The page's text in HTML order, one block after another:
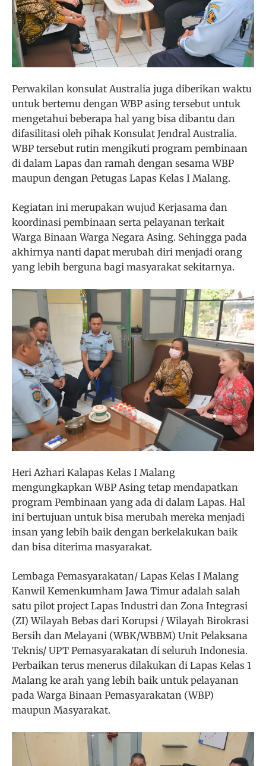
Perwakilan konsulat Australia juga diberikan waktu
untuk bertemu dengan WBP asing tersebut untuk
mengetahui beberapa hal yang bisa dibantu dan
difasilitasi oleh pihak Konsulat Jendral Australia.
WBP tersebut rutin mengikuti program pembinaan
di dalam Lapas dan ramah dengan sesama WBP
maupun dengan Petugas Lapas Kelas I Malang.
Kegiatan ini merupakan wujud Kerjasama dan
koordinasi pembinaan serta pelayanan terkait
Warga Binaan Warga Negara Asing. Sehingga pada
akhirnya nanti dapat merubah diri menjadi orang
yang lebih berguna bagi masyarakat sekitarnya.
Heri Azhari Kalapas Kelas I Malang
mengungkapkan WBP Asing tetap mendapatkan
program Pembinaan yang ada di dalam Lapas. Hal
ini bertujuan untuk bisa merubah mereka menjadi
insan yang lebih baik dengan berkelakukan baik
dan bisa diterima masyarakat.
Lembaga Pemasyarakatan/ Lapas Kelas I Malang
Kanwil Kemenkumham Jawa Timur adalah salah
satu pilot project Lapas Industri dan Zona Integrasi
(ZI) Wilayah Bebas dari Korupsi / Wilayah Birokrasi
Bersih dan Melayani (WBK/WBBM) Unit Pelaksana
Teknis/ UPT Pemasyarakatan di seluruh Indonesia.
Perbaikan terus menerus dilakukan di Lapas Kelas 1
Malang ke arah yang lebih baik untuk pelayanan
pada Warga Binaan Pemasyarakatan (WBP)
maupun Masyarakat.